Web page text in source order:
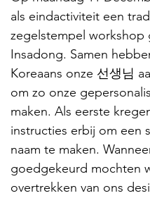
als eindactiviteit een
zegelstempel workshop
Insadong. Samen
Koreaans onze 선생님
om zo onze
maken. Als eerste
instructies erbij om een
naam te maken.
goedgekeurd mochten
overtrekken van ons